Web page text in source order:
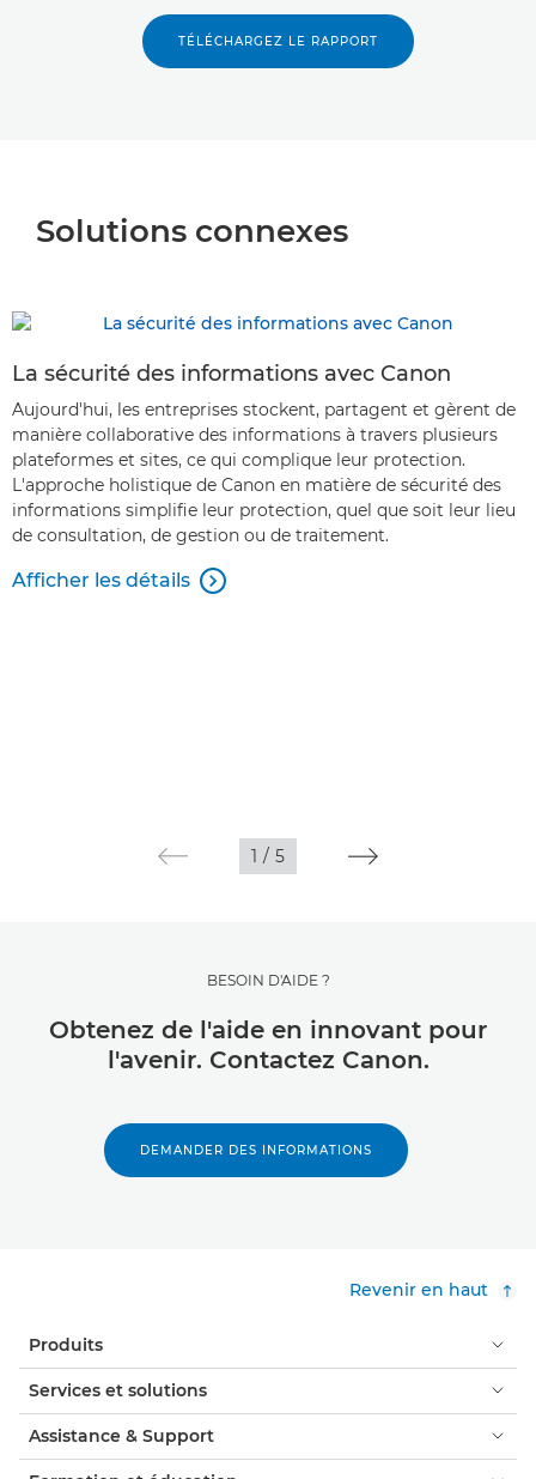
TÉLÉCHARGEZ LE RAPPORT
Solutions connexes
La sécurité des informations avec Canon
Aujourd'hui, les entreprises stockent, partagent et gèrent de
manière collaborative des informations à travers plusieurs
plateformes et sites, ce qui complique leur protection.
L'approche holistique de Canon en matière de sécurité des
informations simplifie leur protection, quel que soit leur lieu
de consultation, de gestion ou de traitement.
Afficher les détails 
1 / 5
BESOIN D'AIDE ?
Obtenez de l'aide en innovant pour
l'avenir. Contactez Canon.
DEMANDER DES INFORMATIONS
Revenir en haut
Produits
Services et solutions
Assistance & Support